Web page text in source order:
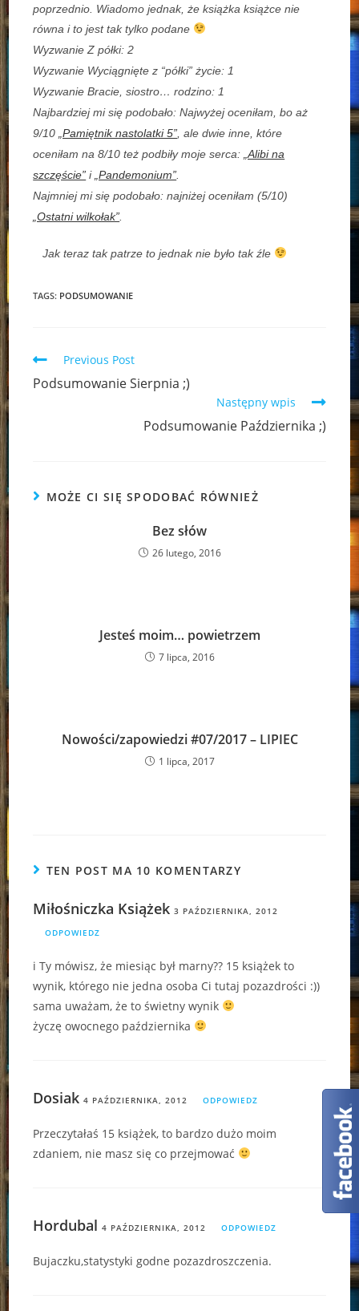
poprzednio. Wiadomo jednak, że książka książce nie
równa i to jest tak tylko podane
Wyzwanie Z półki: 2
Wyzwanie Wyciągnięte z “półki” życie: 1
Wyzwanie Bracie, siostro… rodzino: 1
Najbardziej mi się podobało: Najwyżej oceniłam, bo aż
9/10 „Pamiętnik nastolatki 5” , ale dwie inne, które
oceniłam na 8/10 też podbiły moje serca: „Alibi na
szczęście” i „Pandemonium”
Najmniej mi się podobało: najniżej oceniłam (5/10)
„Ostatni wilkołak”
Jak teraz tak patrze to jednak nie było tak źle
TAGS: PODSUMOWANIE
Read
articles
Previous Post
Podsumowanie Sierpnia ;)
Następny wpis
Podsumowanie Października ;)
MOŻE CI SIĘ SPODOBAĆ RÓWNIEŻ
Bez słów
26 lutego, 2016
Jesteś moim… powietrzem
7 lipca, 2016
Nowości/zapowiedzi #07/2017 – LIPIEC
1 lipca, 2017
TEN POST MA 10 KOMENTARZY
Miłośniczka Książek 3 PAŹDZIERNIKA, 2012
ODPOWIEDZ
i Ty mówisz, że miesiąc był marny?? 15 książek to
wynik, którego nie jedna osoba Ci tutaj pozazdrości :))
sama uważam, że to świetny wynik
życzę owocnego października
Dosiak 4 PAŹDZIERNIKA, 2012 ODPOWIEDZ
Przeczytałaś 15 książek, to bardzo dużo moim
zdaniem, nie masz się co przejmować
Hordubal 4 PAŹDZIERNIKA, 2012 ODPOWIEDZ
Bujaczku,statystyki godne pozazdroszczenia.